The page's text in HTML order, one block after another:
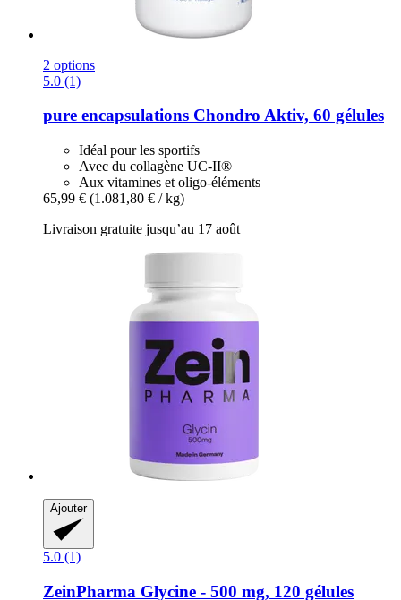
2 options
5.0 (1)
pure encapsulations Chondro Aktiv, 60 gélules
Idéal pour les sportifs
Avec du collagène UC-II®
Aux vitamines et oligo-éléments
65,99 € (1.081,80 € / kg)
Livraison gratuite jusqu’au 17 août
Ajouter
5.0 (1)
ZeinPharma Glycine -​ 500 mg, 120 gélules